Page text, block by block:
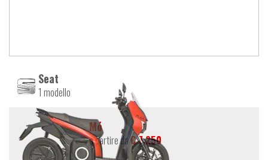
Seat
1 modello
Mó
a partire da€ 7.250